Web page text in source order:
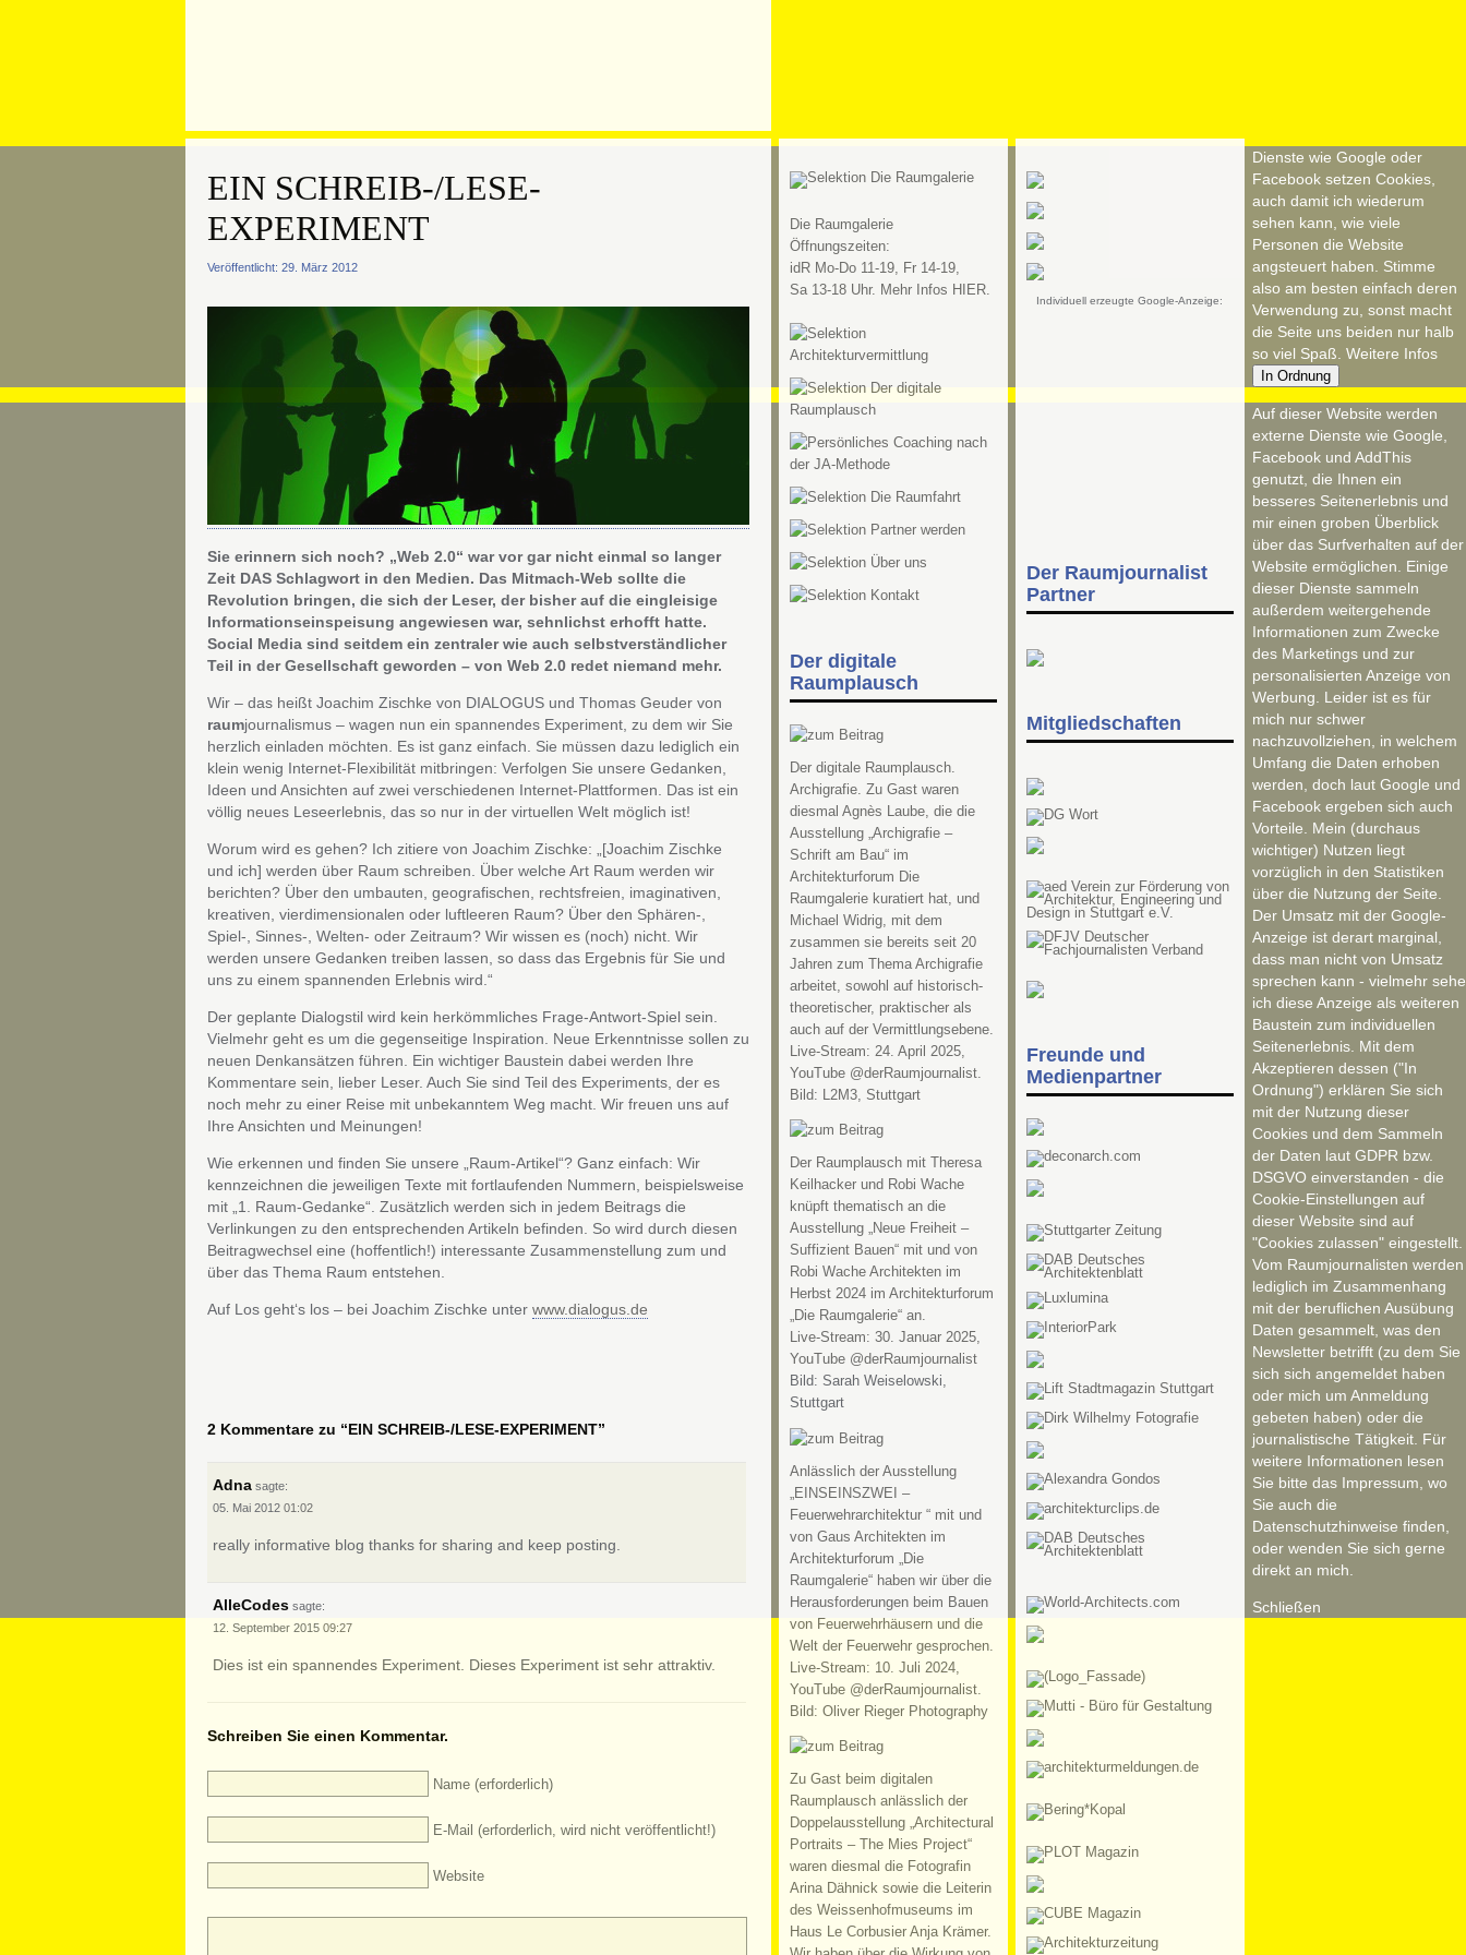
EIN SCHREIB-/LESE-
EXPERIMENT
Veröffentlicht: 29. März 2012
Sie erinnern sich noch? „Web 2.0“ war vor gar nicht einmal so langer
Zeit DAS Schlagwort in den Medien. Das Mitmach-Web sollte die
Revolution bringen, die sich der Leser, der bisher auf die eingleisige
Informationseinspeisung angewiesen war, sehnlichst erhofft hatte.
Social Media sind seitdem ein zentraler wie auch selbstverständlicher
Teil in der Gesellschaft geworden – von Web 2.0 redet niemand mehr.
Wir – das heißt Joachim Zischke von DIALOGUS und Thomas Geuder von
raumjournalismus – wagen nun ein spannendes Experiment, zu dem wir Sie
herzlich einladen möchten. Es ist ganz einfach. Sie müssen dazu lediglich ein
klein wenig Internet-Flexibilität mitbringen: Verfolgen Sie unsere Gedanken,
Ideen und Ansichten auf zwei verschiedenen Internet-Plattformen. Das ist ein
völlig neues Leseerlebnis, das so nur in der virtuellen Welt möglich ist!
Worum wird es gehen? Ich zitiere von Joachim Zischke: „[Joachim Zischke
und ich] werden über Raum schreiben. Über welche Art Raum werden wir
berichten? Über den umbauten, geografischen, rechtsfreien, imaginativen,
kreativen, vierdimensionalen oder luftleeren Raum? Über den Sphären-,
Spiel-, Sinnes-, Welten- oder Zeitraum? Wir wissen es (noch) nicht. Wir
werden unsere Gedanken treiben lassen, so dass das Ergebnis für Sie und
uns zu einem spannenden Erlebnis wird.“
Der geplante Dialogstil wird kein herkömmliches Frage-Antwort-Spiel sein.
Vielmehr geht es um die gegenseitige Inspiration. Neue Erkenntnisse sollen zu
neuen Denkansätzen führen. Ein wichtiger Baustein dabei werden Ihre
Kommentare sein, lieber Leser. Auch Sie sind Teil des Experiments, der es
noch mehr zu einer Reise mit unbekanntem Weg macht. Wir freuen uns auf
Ihre Ansichten und Meinungen!
Wie erkennen und finden Sie unsere „Raum-Artikel“? Ganz einfach: Wir
kennzeichnen die jeweiligen Texte mit fortlaufenden Nummern, beispielsweise
mit „1. Raum-Gedanke“. Zusätzlich werden sich in jedem Beitrags die
Verlinkungen zu den entsprechenden Artikeln befinden. So wird durch diesen
Beitragwechsel eine (hoffentlich!) interessante Zusammenstellung zum und
über das Thema Raum entstehen.
Auf Los geht‘s los – bei Joachim Zischke unter www.dialogus.de
2 Kommentare zu “EIN SCHREIB-/LESE-EXPERIMENT”
Adnasagte:
05. Mai 2012 01:02
really informative blog thanks for sharing and keep posting.
AlleCodessagte:
12. September 2015 09:27
Dies ist ein spannendes Experiment. Dieses Experiment ist sehr attraktiv.
Schreiben Sie einen Kommentar.
Name (erforderlich)
E-Mail (erforderlich, wird nicht veröffentlicht!)
Website
Die Raumgalerie
Öffnungszeiten:
idR Mo-Do 11-19, Fr 14-19,
Sa 13-18 Uhr. Mehr Infos HIER.
Der digitale
Raumplausch
Der digitale Raumplausch.
Archigrafie. Zu Gast waren
diesmal Agnès Laube, die die
Ausstellung „Archigrafie –
Schrift am Bau“ im
Architekturforum Die
Raumgalerie kuratiert hat, und
Michael Widrig, mit dem
zusammen sie bereits seit 20
Jahren zum Thema Archigrafie
arbeitet, sowohl auf historisch-
theoretischer, praktischer als
auch auf der Vermittlungsebene.
Live-Stream: 24. April 2025,
YouTube @derRaumjournalist.
Bild: L2M3, Stuttgart
Der Raumplausch mit Theresa
Keilhacker und Robi Wache
knüpft thematisch an die
Ausstellung „Neue Freiheit –
Suffizient Bauen“ mit und von
Robi Wache Architekten im
Herbst 2024 im Architekturforum
„Die Raumgalerie“ an.
Live-Stream: 30. Januar 2025,
YouTube @derRaumjournalist
Bild: Sarah Weiselowski,
Stuttgart
Anlässlich der Ausstellung
„EINSEINSZWEI –
Feuerwehrarchitektur “ mit und
von Gaus Architekten im
Architekturforum „Die
Raumgalerie“ haben wir über die
Herausforderungen beim Bauen
von Feuerwehrhäusern und die
Welt der Feuerwehr gesprochen.
Live-Stream: 10. Juli 2024,
YouTube @derRaumjournalist.
Bild: Oliver Rieger Photography
Zu Gast beim digitalen
Raumplausch anlässlich der
Doppelausstellung „Architectural
Portraits – The Mies Project“
waren diesmal die Fotografin
Arina Dähnick sowie die Leiterin
des Weissenhofmuseums im
Haus Le Corbusier Anja Krämer.
Individuell erzeugte Google-Anzeige:
Der Raumjournalist
Partner
Mitgliedschaften
Freunde und
Medienpartner
Dienste wie Google oder
Facebook setzen Cookies,
auch damit ich wiederum
sehen kann, wie viele
Personen die Website
angsteuert haben. Stimme
also am besten einfach deren
Verwendung zu, sonst macht
die Seite uns beiden nur halb
so viel Spaß. Weitere Infos
In Ordnung
Auf dieser Website werden
externe Dienste wie Google,
Facebook und AddThis
genutzt, die Ihnen ein
besseres Seitenerlebnis und
mir einen groben Überblick
über das Surfverhalten auf der
Website ermöglichen. Einige
dieser Dienste sammeln
außerdem weitergehende
Informationen zum Zwecke
des Marketings und zur
personalisierten Anzeige von
Werbung. Leider ist es für
mich nur schwer
nachzuvollziehen, in welchem
Umfang die Daten erhoben
werden, doch laut Google und
Facebook ergeben sich auch
Vorteile. Mein (durchaus
wichtiger) Nutzen liegt
vorzüglich in den Statistiken
über die Nutzung der Seite.
Der Umsatz mit der Google-
Anzeige ist derart marginal,
dass man nicht von Umsatz
sprechen kann - vielmehr sehe
ich diese Anzeige als weiteren
Baustein zum individuellen
Seitenerlebnis. Mit dem
Akzeptieren dessen ("In
Ordnung") erklären Sie sich
mit der Nutzung dieser
Cookies und dem Sammeln
der Daten laut GDPR bzw.
DSGVO einverstanden - die
Cookie-Einstellungen auf
dieser Website sind auf
"Cookies zulassen" eingestellt.
Vom Raumjournalisten werden
lediglich im Zusammenhang
mit der beruflichen Ausübung
Daten gesammelt, was den
Newsletter betrifft (zu dem Sie
sich sich angemeldet haben
oder mich um Anmeldung
gebeten haben) oder die
journalistische Tätigkeit. Für
weitere Informationen lesen
Sie bitte das Impressum, wo
Sie auch die
Datenschutzhinweise finden,
oder wenden Sie sich gerne
direkt an mich.
Schließen